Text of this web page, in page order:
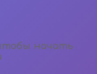
начать